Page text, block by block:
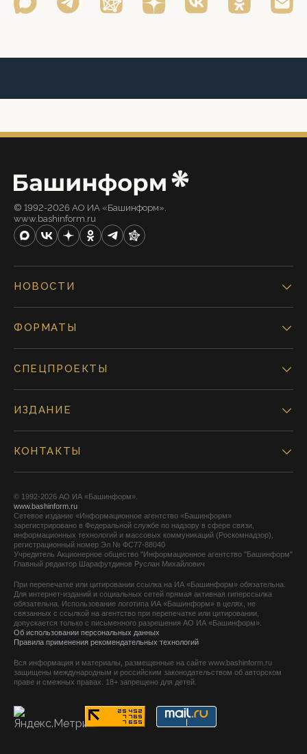
© 1992-2026 АО ИА «Башинформ».
www.bashinform.ru
НОВОСТИ
ФОРМАТЫ
СПЕЦПРОЕКТЫ
ИЗДАНИЕ
КОНТАКТЫ
© 1992-2026 АО ИА «Башинформ».
www.bashinform.ru
Сетевое издание «Информационное агентство «Башинформ»
зарегистрировано в Федеральной службе по надзору в сфере связи,
информационных технологий и массовых коммуникаций (Роскомнадзор),
регистрационный номер Эл № ФС77-88040
Учредитель Акционерное общество "Информационное агентство "Башинформ"
Главный редактор Шарафутдинов Руслан Михайлович
При перепечатке или цитировании ссылка на ИА «Башинформ» обязательна.
Для интернет-изданий и социальных сетей прямая активная гиперссылка
обязательна. Использование логотипа ИА «Башинформ» в целях, не
связанных с ссылкой на агентство при перепечатке или цитировании,
допускается только с письменного разрешения АО ИА «Башинформ».
Об использовании персональных данных
Правила применения рекомендательных технологий
Вся информация и материалы, размещенные на сайте www.bashinform.ru
защищены международным и российским законодательством об авторском
праве и смежных правах. 18+ запрещено для детей.